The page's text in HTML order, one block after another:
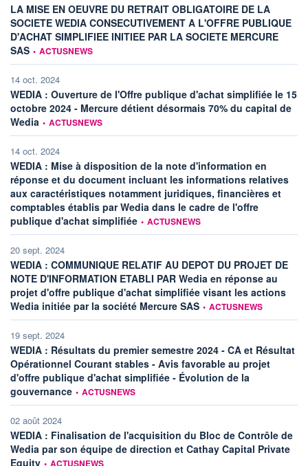
LA MISE EN OEUVRE DU RETRAIT OBLIGATOIRE DE LA
SOCIETE WEDIA CONSECUTIVEMENT A L'OFFRE PUBLIQUE
D'ACHAT SIMPLIFIEE INITIEE PAR LA SOCIETE MERCURE
SASinformation fournie par
• ACTUSNEWS
14 oct. 2024
WEDIA : Ouverture de l'Offre publique d'achat simplifiée le 15
octobre 2024 - Mercure détient désormais 70% du capital de
Wedia information fournie par
• ACTUSNEWS
14 oct. 2024
WEDIA : Mise à disposition de la note d'information en
réponse et du document incluant les informations relatives
aux caractéristiques notamment juridiques, financières et
comptables établis par Wedia dans le cadre de l'offre
publique d'achat simplifiée information fournie par
• ACTUSNEWS
20 sept. 2024
WEDIA : COMMUNIQUE RELATIF AU DEPOT DU PROJET DE
NOTE D'INFORMATION ETABLI PAR Wedia en réponse au
projet d'offre publique d'achat simplifiée visant les actions
Wedia initiée par la société Mercure SASinformation fournie par
• ACTUSNEWS
19 sept. 2024
WEDIA : Résultats du premier semestre 2024 - CA et Résultat
Opérationnel Courant stables - Avis favorable au projet
d'offre publique d'achat simplifiée - Évolution de la
gouvernance information fournie par
• ACTUSNEWS
02 août 2024
WEDIA : Finalisation de l'acquisition du Bloc de Contrôle de
Wedia par son équipe de direction et Cathay Capital Private
Equityinformation fournie par
• ACTUSNEWS